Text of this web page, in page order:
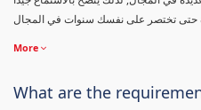
حتى تختصر على نفسك سنوات في المجال
More
What are the